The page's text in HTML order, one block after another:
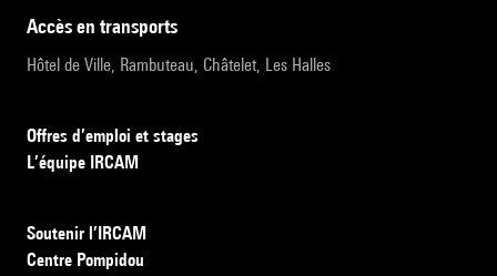
accès en transports
Hôtel de Ville, Rambuteau, Châtelet, Les Halles
Offres d’emploi et stages
L’équipe IRCAM
Soutenir l’IRCAM
Centre Pompidou